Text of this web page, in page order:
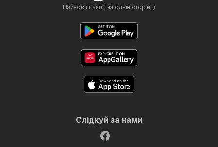
Найновіші акції на одній сторінці
Слідкуй за нами